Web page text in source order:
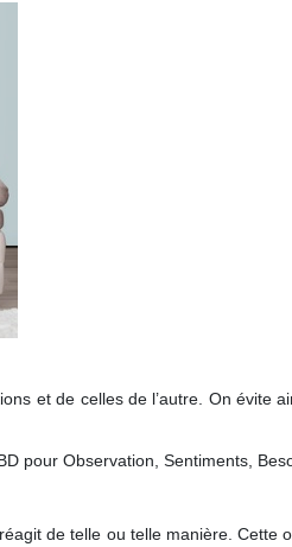
et de celles de l’autre. On évite
pour Observation, Sentiments,
de telle ou telle manière. Cette